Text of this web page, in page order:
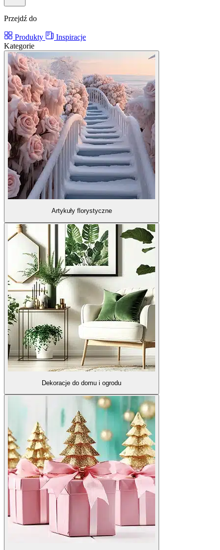
Przejdź do
Produkty
Inspiracje
Kategorie
Artykuły florystyczne
Dekoracje do domu i ogrodu